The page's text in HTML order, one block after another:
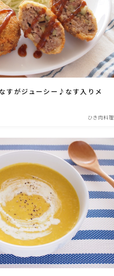
すがジューシー♪なす入りメ
ひき肉料理